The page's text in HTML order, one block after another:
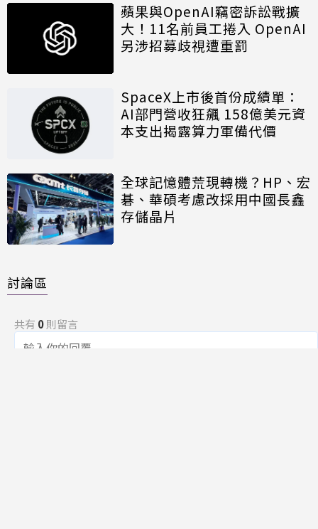
蘋果與OpenAI竊密訴訟戰擴
大！11名前員工捲入 OpenAI
另涉招募歧視遭重罰
SpaceX上市後首份成績單：
AI部門營收狂飆 158億美元資
本支出揭露算力軍備代價
全球記憶體荒現轉機？HP、宏
碁、華碩考慮改採用中國長鑫
存儲晶片
討論區
共有 0則留言